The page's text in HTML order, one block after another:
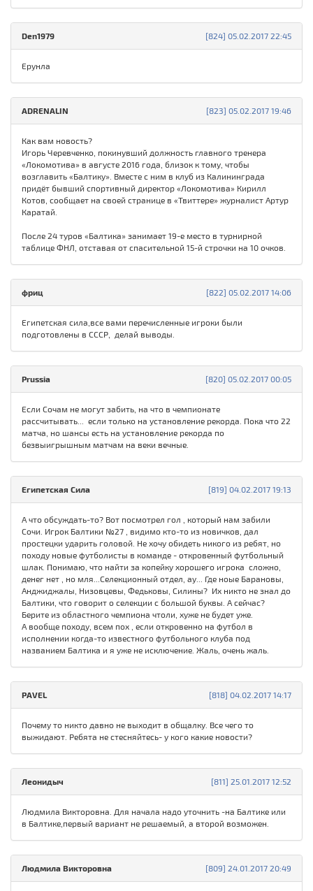
[824] 05.02.2017 22:45
Den1979
Ерунла
[823] 05.02.2017 19:46
ADRENALIN
Как вам новость?
Игорь Черевченко, покинувший должность главного тренера
«Локомотива» в августе 2016 года, близок к тому, чтобы
возглавить «Балтику». Вместе с ним в клуб из Калининграда
придёт бывший спортивный директор «Локомотива» Кирилл
Котов, сообщает на своей странице в «Твиттере» журналист Артур
Каратай.
После 24 туров «Балтика» занимает 19-е место в турнирной
таблице ФНЛ, отставая от спасительной 15-й строчки на 10 очков.
[822] 05.02.2017 14:06
фриц
Египетская сила,все вами перечисленные игроки были
подготовлены в СССР, делай выводы.
[820] 05.02.2017 00:05
Prussia
Если Сочам не могут забить, на что в чемпионате
рассчитывать... если только на установление рекорда. Пока что 22
матча, но шансы есть на установление рекорда по
безвыигрышным матчам на веки вечные.
[819] 04.02.2017 19:13
Египетская Сила
А что обсуждать-то? Вот посмотрел гол , который нам забили
Сочи. Игрок Балтики №27 , видимо кто-то из новичков, дал
простецки ударить головой. Не хочу обидеть никого из ребят, но
походу новые футболисты в команде - откровенный футбольный
шлак. Понимаю, что найти за копейку хорошего игрока сложно,
денег нет , но мля...Селекционный отдел, ау... Где ноые Барановы,
Анджиджалы, Низовцевы, Федьковы, Силины? Их никто не знал до
Балтики, что говорит о селекции с большой буквы. А сейчас?
Берите из областного чемпиона чтоли, хуже не будет уже.
А вообще походу, всем пох , если откровенно на футбол в
исполнении когда-то известного футбольного клуба под
названием Балтика и я уже не исключение. Жаль, очень жаль.
[818] 04.02.2017 14:17
PAVEL
Почему то никто давно не выходит в общалку. Все чего то
выжидают. Ребята не стесняйтесь- у кого какие новости?
[811] 25.01.2017 12:52
Леонидыч
Людмила Викторовна. Для начала надо уточнить -на Балтике или
в Балтике,первый вариант не решаемый, а второй возможен.
[809] 24.01.2017 20:49
Людмила Викторовна